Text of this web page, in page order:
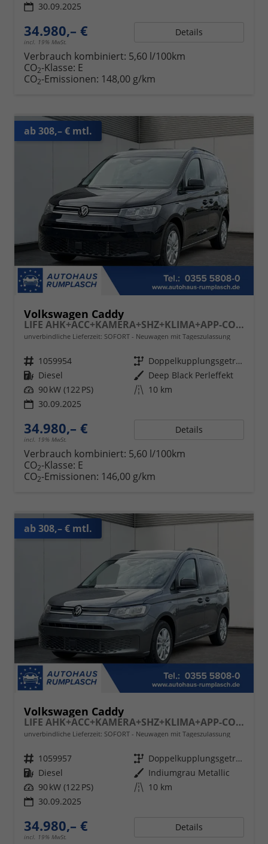
30.09.2025
34.980,– €
incl. 19% MwSt.
Details
Verbrauch kombiniert: 5,60 l/100km
CO2-Klasse: E
CO2-Emissionen: 148,00 g/km
ab 308,– € mtl.
Volkswagen Caddy
LIFE AHK+ACC+KAMERA+SHZ+KLIMA+APP-CONNECT
unverbindliche Lieferzeit: SOFORT Neuwagen mit Tageszulassung
Fahrzeugnr. 1059954 Getriebe
Doppelkupplungsgetriebe (DSG)
Kraftstoff Diesel Außenfarbe Deep Black Perleffekt
Leistung 90 kW (122 PS) Kilometerstand 10 km
30.09.2025
34.980,– €
incl. 19% MwSt.
Details
Verbrauch kombiniert: 5,60 l/100km
CO2-Klasse: E
CO2-Emissionen: 146,00 g/km
ab 308,– € mtl.
Volkswagen Caddy
LIFE AHK+ACC+KAMERA+SHZ+KLIMA+APP-CONNECT
unverbindliche Lieferzeit: SOFORT Neuwagen mit Tageszulassung
Fahrzeugnr. 1059957 Getriebe
Doppelkupplungsgetriebe (DSG)
Kraftstoff Diesel Außenfarbe Indiumgrau Metallic
Leistung 90 kW (122 PS) Kilometerstand 10 km
30.09.2025
34.980,– €
incl. 19% MwSt.
Details